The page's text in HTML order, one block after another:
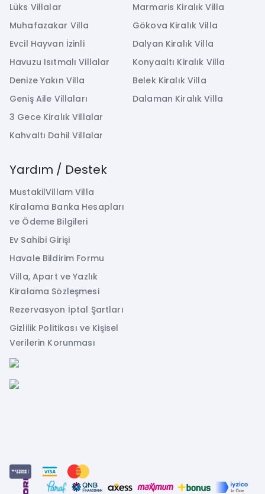
Lüks Villalar
Muhafazakar Villa
Evcil Hayvan İzinli
Havuzu Isıtmalı Villalar
Denize Yakın Villa
Geniş Aile Villaları
3 Gece Kiralık Villalar
Kahvaltı Dahil Villalar
Marmaris Kiralık Villa
Gökova Kiralık Villa
Dalyan Kiralık Villa
Konyaaltı Kiralık Villa
Belek Kiralık Villa
Dalaman Kiralık Villa
Yardım / Destek
MustakilVillam Villa
Kiralama Banka Hesapları
ve Ödeme Bilgileri
Ev Sahibi Girişi
Havale Bildirim Formu
Villa, Apart ve Yazlık
Kiralama Sözleşmesi
Rezervasyon İptal Şartları
Gizlilik Politikası ve Kişisel
Verilerin Korunması